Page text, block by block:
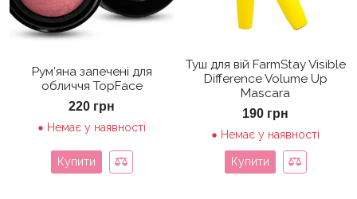
Рум’яна запечені для
обличчя TopFace
220 грн
Немає у наявності
Купити
Туш для вій FarmStay Visible
Difference Volume Up
Mascara
190 грн
Немає у наявності
Купити